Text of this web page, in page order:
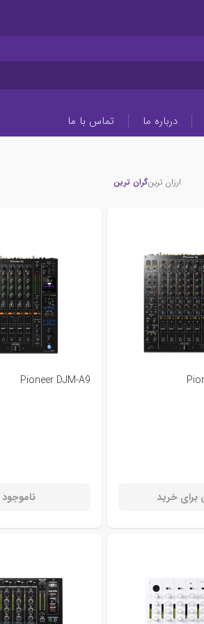
درباره ما تماس با ما
ارزان ترینگران ترین
برای خرید
Pioneer DJM-A9
ناموجود